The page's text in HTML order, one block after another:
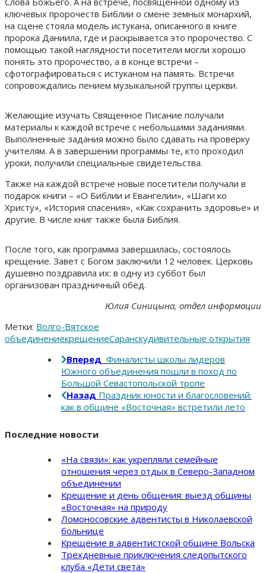
ключевых пророчеств Библии о смене земных монархий,
на сцене стояла модель истукана, описанного в книге
пророка Даниила, где и раскрывается это пророчество. С
помощью такой наглядности посетители могли хорошо
понять это пророчество, а в конце встречи –
сфотографироваться с истуканом на память. Встречи
сопровождались пением музыкальной группы церкви.
Желающие изучать Священное Писание получали
материалы к каждой встрече с небольшими заданиями.
Выполненные задания можно было сдавать на проверку
учителям. А в завершении программы те, кто проходил
уроки, получили специальные свидетельства.
Также на каждой встрече новые посетители получали в
подарок книги – «О Библии и Евангелии», «Шаги ко
Христу», «История спасения», «Как сохранить здоровье» и
другие. В числе книг также была Библия.
После того, как программа завершилась, состоялось
крещение. Завет с Богом заключили 12 человек. Церковь
душевно поздравила их: в одну из суббот был
организован праздничный обед.
Юлия Синицына, отдел информации
Метки: Волго-Вятское
объединениекрещениеСаранскудивительные открытия
Вперед Финалисты школы лидеров
Южного объединения пошли в поход по
Большой Севастопольской тропе
Назад Праздник юности и благословений:
как в общине «Восточная» встретили лето
Последние новости
«На связи»: как укрепляли семейные
отношения через отдых в Северо-Западном
объединении
Крещение и день общения: выезд общины
«Восточная» на природу
Ломоносовские адвентисты в Николаевской
больнице
Крещение в адвентистской общине Вольска
Трехдневные приключения следопытского
клуба «Дети света»